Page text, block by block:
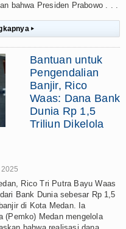
bahwa Presiden Prabowo . . .
▸
Bantuan untuk
Pengendalian
Banjir, Rico
Waas: Dana Bank
Dunia Rp 1,5
Triliun Dikelola
Rico Tri Putra Bayu Waas
Bank Dunia sebesar Rp 1,5
di Kota Medan. Ia
(Pemko) Medan mengelola